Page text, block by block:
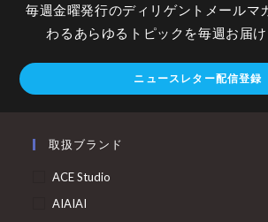
毎週金曜発行のディリゲントメールマ
わるあらゆるトピックを毎週お届け
ニュースレター配信登録
取扱ブランド
ACE Studio
AIAIAI